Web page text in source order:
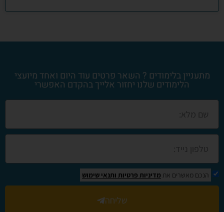
מתעניין בלימודים ? השאר פרטים עוד היום ואחד מיועצי
הלימודים שלנו יחזור אלייך בהקדם האפשרי
הנכם מאשרים את מדיניות פרטיות ותנאי שימוש
שליחה